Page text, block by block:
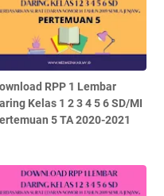
RPP 1 Lembar
Kelas 1 2 3 4 5 6 SD/MI
5 TA 2020-2021